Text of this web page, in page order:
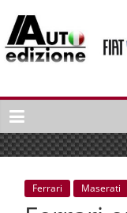
naar
inhoud
Auto
La
Gazetta
dell'Automobile
ItalianaFerrari Maserati